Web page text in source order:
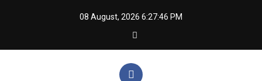
08 August, 2026 6:27:46 PM